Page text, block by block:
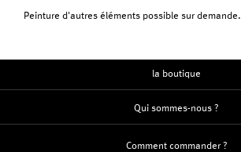
Peinture d'autres éléments possible sur demande.
la boutique
Qui sommes-nous ?
Comment commander ?